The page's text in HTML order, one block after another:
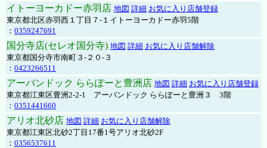
イトーヨーカドー赤羽店 地図 詳細 お気に入り店舗登録
東京都北区赤羽西１丁目７-１イトーヨーカドー赤羽5階
： 0359247691
国分寺店(セレオ国分寺) 地図 詳細 お気に入り店舗解除
東京都国分寺市南町３-２０-３
： 0423266511
アーバンドック ららぽーと豊洲店 地図 詳細 お気に入り店舗登録
東京都江東区豊洲2-2-1 アーバンドック ららぽーと豊洲３ 3階
： 0351441660
アリオ北砂店 地図 詳細 お気に入り店舗解除
東京都江東区北砂2丁目17番1号アリオ北砂2F
： 0356537611